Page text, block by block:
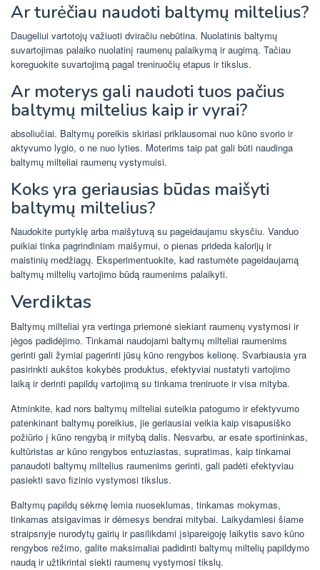
Ar turėčiau naudoti baltymų miltelius?
Daugeliui vartotojų važiuoti dviračiu nebūtina. Nuolatinis baltymų
suvartojimas palaiko nuolatinį raumenų palaikymą ir augimą. Tačiau
koreguokite suvartojimą pagal treniruočių etapus ir tikslus.
Ar moterys gali naudoti tuos pačius
baltymų miltelius kaip ir vyrai?
absoliučiai. Baltymų poreikis skiriasi priklausomai nuo kūno svorio ir
aktyvumo lygio, o ne nuo lyties. Moterims taip pat gali būti naudinga
baltymų milteliai raumenų vystymuisi.
Koks yra geriausias būdas maišyti
baltymų miltelius?
Naudokite purtyklę arba maišytuvą su pageidaujamu skysčiu. Vanduo
puikiai tinka pagrindiniam maišymui, o pienas prideda kalorijų ir
maistinių medžiagų. Eksperimentuokite, kad rastumėte pageidaujamą
baltymų miltelių vartojimo būdą raumenims palaikyti.
Verdiktas
Baltymų milteliai yra vertinga priemonė siekiant raumenų vystymosi ir
jėgos padidėjimo. Tinkamai naudojami baltymų milteliai raumenims
gerinti gali žymiai pagerinti jūsų kūno rengybos kelionę. Svarbiausia yra
pasirinkti aukštos kokybės produktus, efektyviai nustatyti vartojimo
laiką ir derinti papildų vartojimą su tinkama treniruote ir visa mityba.
Atminkite, kad nors baltymų milteliai suteikia patogumo ir efektyvumo
patenkinant baltymų poreikius, jie geriausiai veikia kaip visapusiško
požiūrio į kūno rengybą ir mitybą dalis. Nesvarbu, ar esate sportininkas,
kultūristas ar kūno rengybos entuziastas, supratimas, kaip tinkamai
panaudoti baltymų miltelius raumenims gerinti, gali padėti efektyviau
pasiekti savo fizinio vystymosi tikslus.
Baltymų papildų sėkmę lemia nuoseklumas, tinkamas mokymas,
tinkamas atsigavimas ir dėmesys bendrai mitybai. Laikydamiesi šiame
straipsnyje nurodytų gairių ir pasilikdami įsipareigoję laikytis savo kūno
rengybos režimo, galite maksimaliai padidinti baltymų miltelių papildymo
naudą ir užtikrintai siekti raumenų vystymosi tikslų.